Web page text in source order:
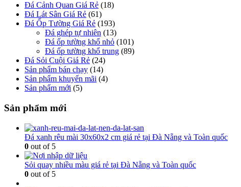
Đá Cảnh Quan Giá Rẻ (18)
Đá Lát Sân Giá Rẻ (61)
Đá Ốp Tường Giá Rẻ (193)
Đá ghép tự nhiên (13)
Đá ốp tường khổ nhỏ (101)
Đá ốp tường khổ trung (89)
Đá Sỏi Cuội Giá Rẻ (24)
Sản phẩm bán chạy (14)
Sản phẩm khuyến mãi (4)
Sản phẩm mới (5)
Sản phẩm mới
Đá xanh rêu mài 30x60x2 cm giá rẻ tại Đà Nẵng và Toàn quốc
0 out of 5
Sỏi quay nhiều màu giá rẻ tại Đà Nẵng và Toàn quốc
0 out of 5